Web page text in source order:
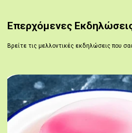
Επερχόμενες
Βρείτε τις μελλοντικές εκδηλώσεις που